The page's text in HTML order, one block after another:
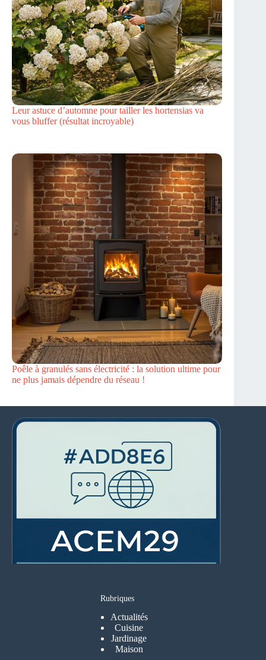
Leur astuce d’automne pour tailler les hortensias va
vous bluffer (résultat incroyable)
Poêle à granulés sans électricité : la solution ultime pour
ne plus jamais dépendre du réseau !
Rubriques
Actualités
Cuisine
Jardinage
Maison